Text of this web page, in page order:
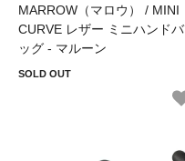
MARROW（マロウ） / MINI
CURVE レザー ミニハンドバ
ッグ - マルーン
SOLD OUT